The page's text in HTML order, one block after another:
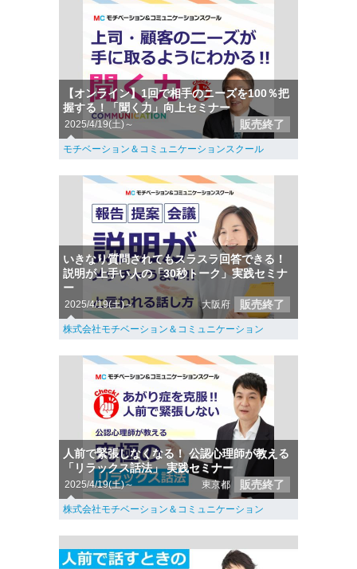
【オンライン】1回で相手のニーズを100％把
握する！「聞く力」向上セミナー
2025/4/19(土)～ 販売終了
モチベーション＆コミュニケーションスクール
いきなり質問されてもスラスラ回答できる！
説明が上手い人の「30秒トーク」実践セミナ
ー
2025/4/19(土)～ 大阪府 販売終了
株式会社モチベーション＆コミュニケーション
人前で緊張しなくなる！ 公認心理師が教える
「リラックス話法」 実践セミナー
2025/4/19(土)～ 東京都 販売終了
株式会社モチベーション＆コミュニケーション